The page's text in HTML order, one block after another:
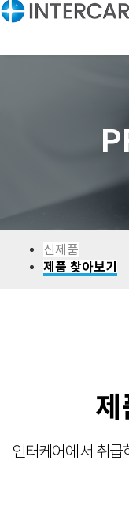
신제품
제품 찾아보기
제
인터케어에서 취급